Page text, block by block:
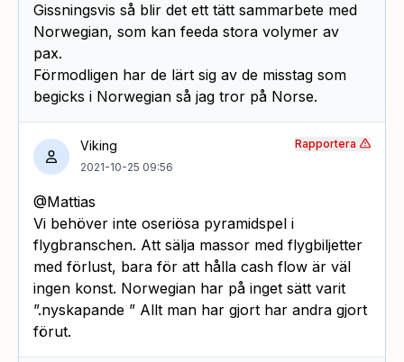
Gissningsvis så blir det ett tätt sammarbete med
Norwegian, som kan feeda stora volymer av
pax.
Förmodligen har de lärt sig av de misstag som
begicks i Norwegian så jag tror på Norse.
Viking
2021-10-25 09:56
@Mattias
Vi behöver inte oseriösa pyramidspel i
flygbranschen. Att sälja massor med flygbiljetter
med förlust, bara för att hålla cash flow är väl
ingen konst. Norwegian har på inget sätt varit
”.nyskapande ” Allt man har gjort har andra gjort
förut.
Rapportera